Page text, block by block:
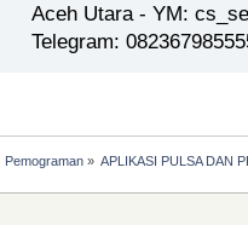
Aceh Utara - YM:
Telegram:
Pemograman» APLIKASI PULSA DAN